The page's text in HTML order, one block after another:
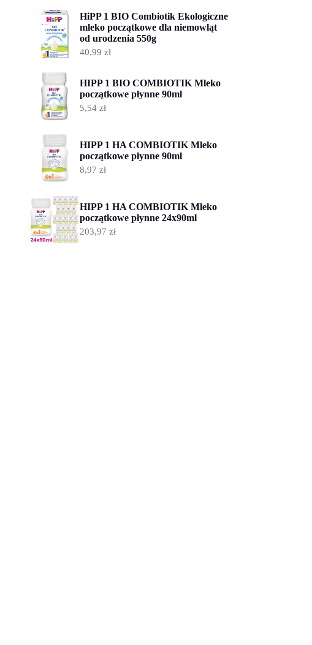
HiPP 1 BIO Combiotik Ekologiczne
mleko początkowe dla niemowląt
od urodzenia 550g
40,99 zł
HIPP 1 BIO COMBIOTIK Mleko
początkowe płynne 90ml
5,54 zł
HIPP 1 HA COMBIOTIK Mleko
początkowe płynne 90ml
8,97 zł
HIPP 1 HA COMBIOTIK Mleko
początkowe płynne 24x90ml
203,97 zł